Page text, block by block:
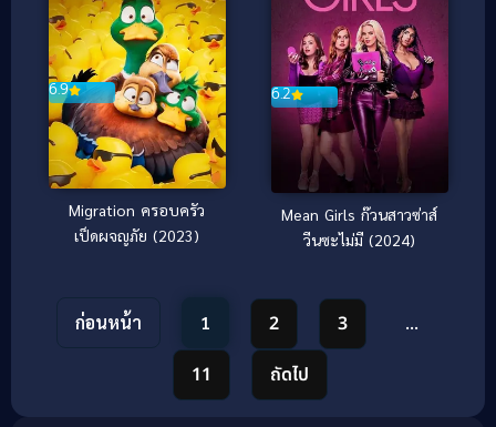
6.9
Migration ครอบครัว
เป็ดผจญภัย (2023)
6.2
Mean Girls ก๊วนสาวซ่าส์
วีนซะไม่มี (2024)
ก่อนหน้า 1 2 3 …
11 ถัดไป